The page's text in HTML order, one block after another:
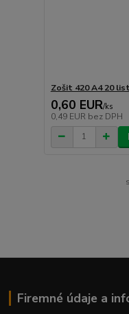
Zošit 420 A4 20
0,60 EUR/ks
0,49 EUR bez DPH
Firemné údaje a